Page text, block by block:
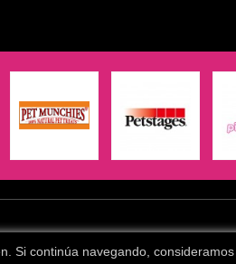
Si continúa navegando,